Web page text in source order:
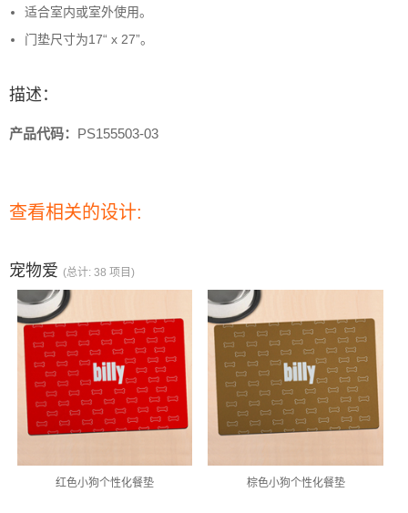
适合室内或室外使用。
门垫尺寸为17“ x 27”。
描述：
产品代码： PS155503-03
查看相关的设计:
宠物爱 (总计: 38 项目)
红色小狗个性化餐垫 棕色小狗个性化餐垫